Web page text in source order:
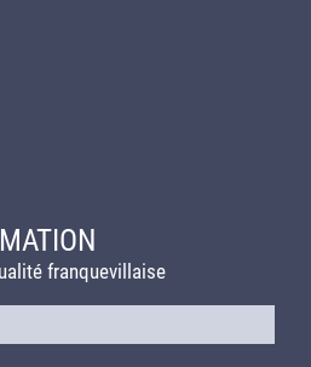
franquevillaise